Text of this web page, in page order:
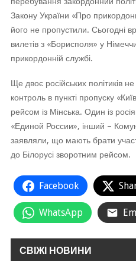
Закону України «Про
його не пропустили. Сьогодні
вилетів з «Борисполя» у
прикордонній службі.
Ще двоє російських політиків
контроль в пункті пропуску
рейсом із Мінська. Один із
«Единой России», інший –
заявляли, що мають брати
до Білорусі зворотним рейсом.
Facebook
WhatsApp
СВІЖІ НОВИНИ